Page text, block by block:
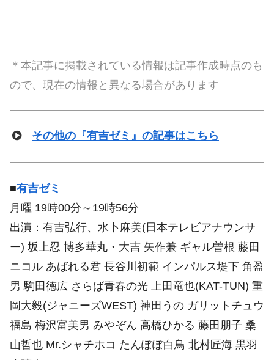
＊本記事に掲載されている情報は記事作成時点のも
ので、現在の情報と異なる場合があります
その他の『有吉ゼミ』の記事はこちら
■有吉ゼミ
月曜 19時00分～19時56分
出演：有吉弘行、水卜麻美(日本テレビアナウンサ
ー) 坂上忍 博多華丸・大吉 矢作兼 ギャル曽根 藤田
ニコル あばれる君 長谷川初範 インパルス堤下 角盈
男 駒田徳広 さらば青春の光 上田竜也(KAT-TUN) 重
岡大毅(ジャニーズWEST) 神田うの ガリットチュウ
福島 梅沢富美男 みやぞん 高橋ひかる 藤田朋子 桑
山哲也 Mr.シャチホコ たんぽぽ白鳥 北村匠海 黒羽